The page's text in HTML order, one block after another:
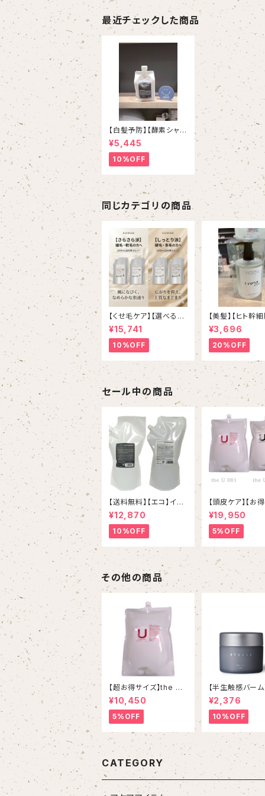
最近チェックした商品
【白髪予防】【酵素シャン
プー】スマイルproudシ
ャンプー 1000ml （ホ
ルダー別売り）
¥5,445
10%OFF
同じカテゴリの商品
【くせ毛ケア】【選べる詰
め替えセット】 ミルボン
新ブランド「suwae（ス
ワエ）」選べる詰め替え
セット｜リラクシングシ
ャンプー 1000mL ￥7,
590＋ トリートメント 1
000g￥9,900（髪の柔
軟剤／うねりケア）
¥15,741
10%OFF
【美髪】【ヒト幹
エキス】イマヘア
アムシャンプー２
ボトル
¥3,696
20%OFF
セール中の商品
【送料無料】【エコ】イマ
ヘアケアシャンプートリ
ートメントset
¥12,870
10%OFF
【頭皮ケア】【お
ズ】the U001シ
ー＆002しっとり
トメント 詰め替
ト
¥19,950
5%OFF
その他の商品
【超お得サイズ】the U
001 ヘアウォッシュ 20
00mL
¥10,450
5%OFF
【半生触感バー
RAS Rare Balm
トラスレアバ
¥2,376
10%OFF
CATEGORY